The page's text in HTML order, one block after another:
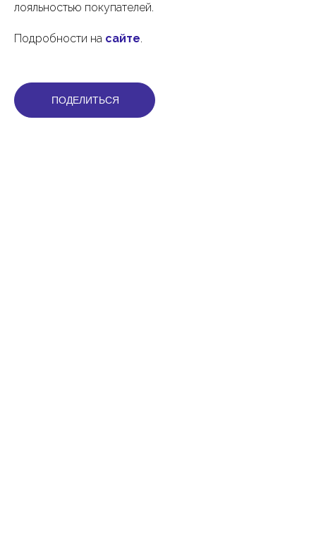
лояльностью покупателей.
Подробности на сайте.
ПОДЕЛИТЬСЯ